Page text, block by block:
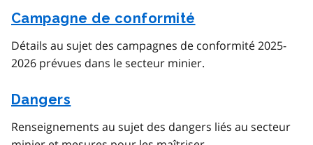
Campagne de conformité
Détails au sujet des campagnes de conformité 2025-
2026 prévues dans le secteur minier.
Dangers
Renseignements au sujet des dangers liés au secteur